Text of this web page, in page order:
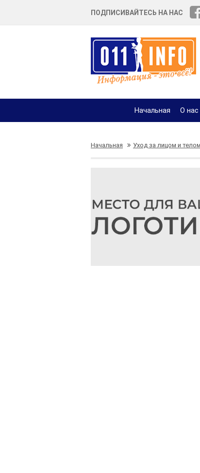
ПОДПИСИВАЙТЕСЬ НА НАС
Начальная О нас
Начальная Уход за лицом и телом